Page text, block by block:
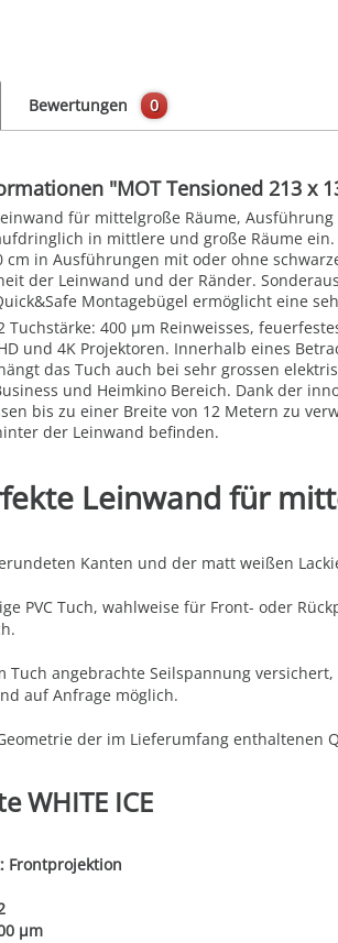
Bewertungen 0
"MOT Tensioned 213 x
für mittelgroße Räume,
in mittlere und große Räume
cm in Ausführungen mit oder ohne
der Leinwand und der Ränder.
Montagebügel ermöglicht eine
Tuchstärke: 400 µm Reinweisses,
und 4K Projektoren. Innerhalb eines
das Tuch auch bei sehr grossen
und Heimkino Bereich. Dank der
bis zu einer Breite von 12 Metern zu
der Leinwand befinden.
Leinwand für
Kanten und der matt weißen
PVC Tuch, wahlweise für Front- oder
Tuch angebrachte Seilspannung
auf Anfrage möglich.
der im Lieferumfang enthaltenen
WHITE ICE
Frontprojektion
µm